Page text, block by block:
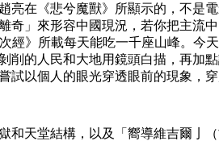
亮在《悲兮魔獸》所顯示的，不是
奇」來形容中國現況，若你把主流
經》所載每天能吃一千座山峰。
削的人民和大地用鏡頭白描，再
試以個人的眼光穿透眼前的現象，
和天堂結構，以及「嚮導維吉爾亅